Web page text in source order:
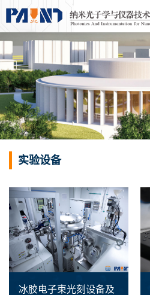
实验设备
冰胶电子束光刻设备及